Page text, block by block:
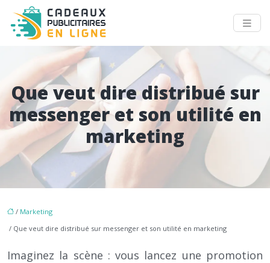
Que veut dire distribué sur
messenger et son utilité en
marketing
/ Marketing
/ Que veut dire distribué sur messenger et son utilité en marketing
Imaginez la scène : vous lancez une promotion